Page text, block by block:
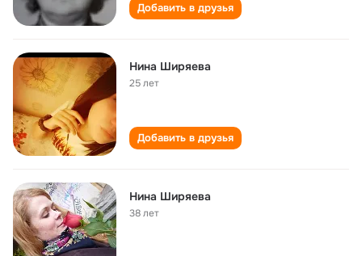
Добавить в друзья
Нина Ширяева
25 лет
Добавить в друзья
Нина Ширяева
38 лет